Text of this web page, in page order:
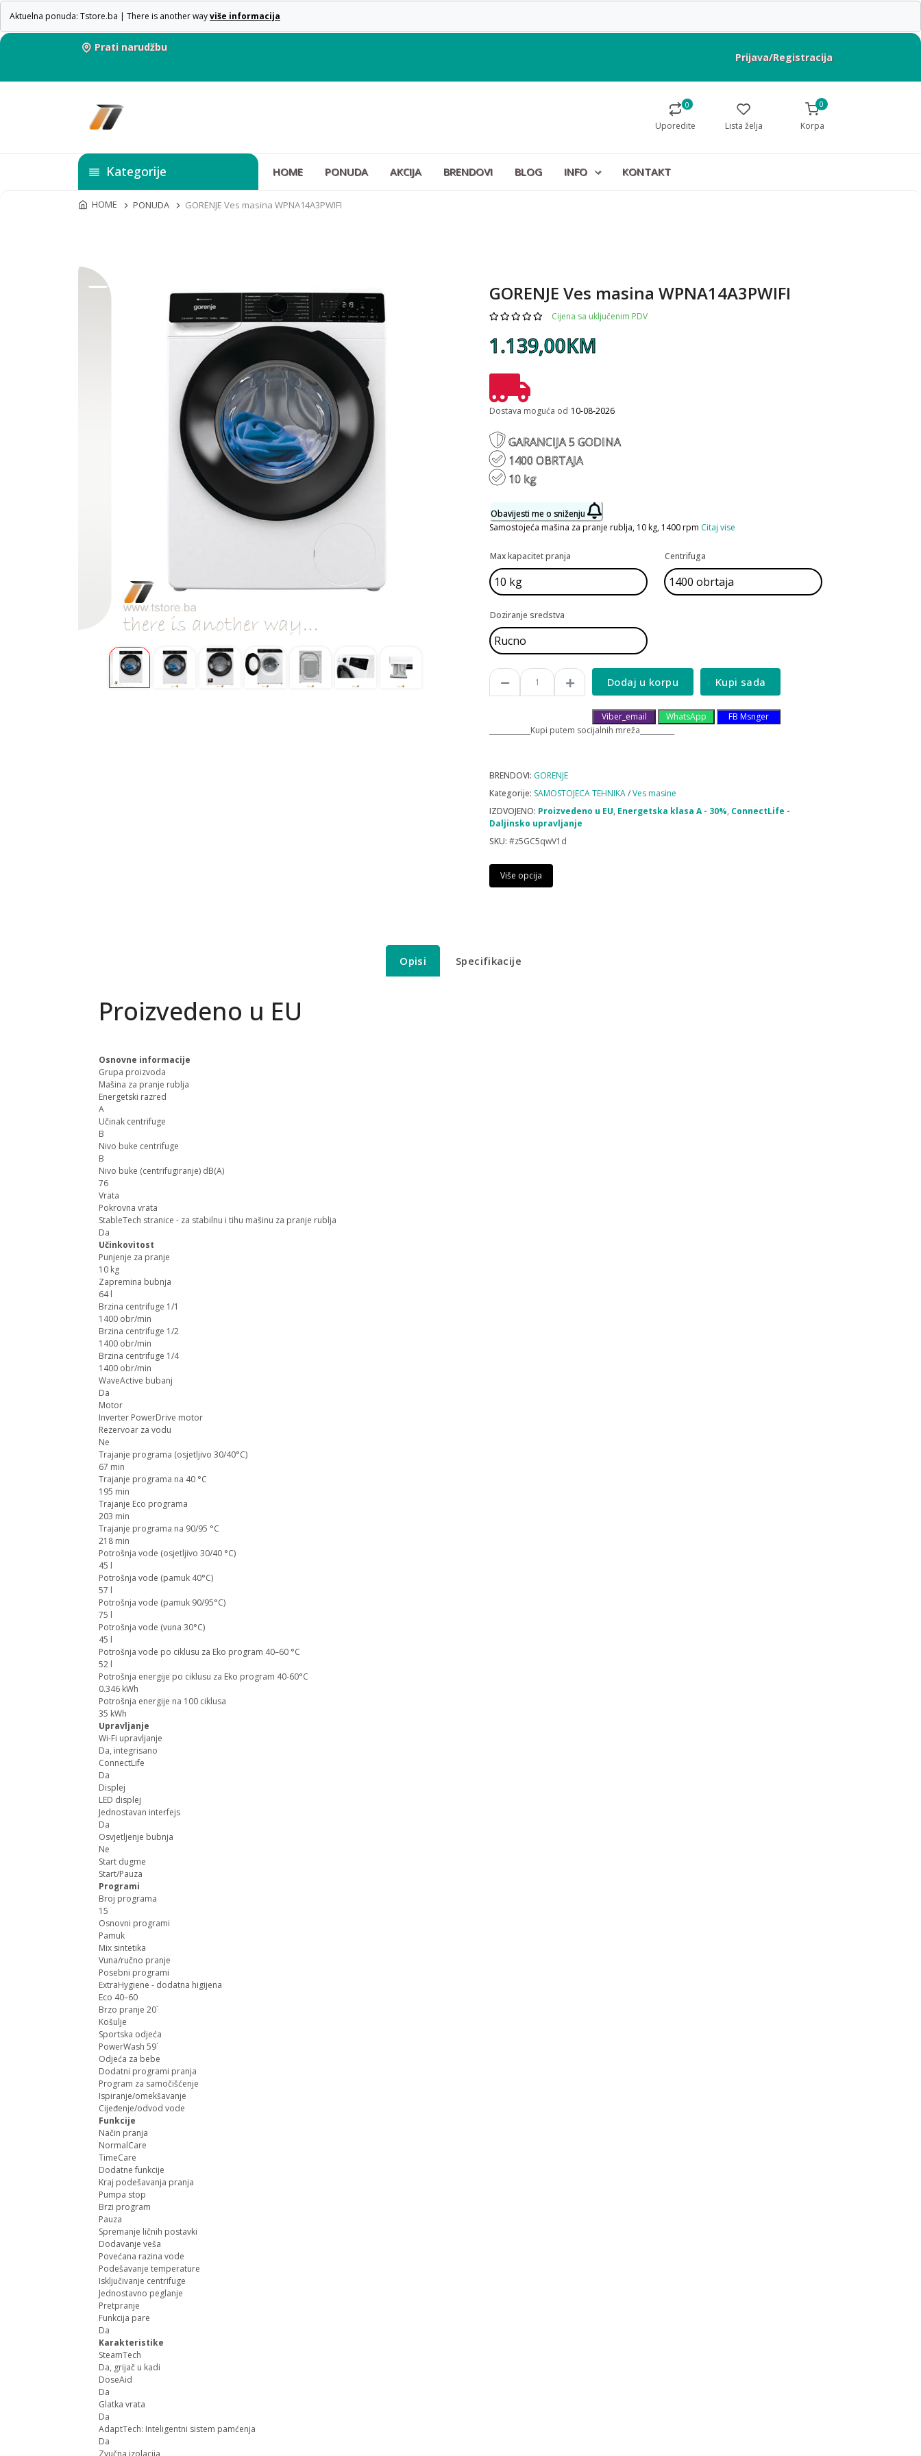
Aktuelna ponuda: Tstore.ba | There is another wayviše informacija
Prati narudžbu
Prijava/Registracija
0
Uporedite Lista želja
0
Korpa
Kategorije HOME PONUDA AKCIJA BRENDOVI BLOG INFO KONTAKT
HOME PONUDA GORENJE Ves masina WPNA14A3PWIFI
GORENJE Ves masina WPNA14A3PWIFI
Cijena sa uključenim PDV
1.139,00KM
Dostava moguća od 10-08-2026
GARANCIJA 5 GODINA
1400 OBRTAJA
10 kg
Obavijesti me o sniženju
Samostojeća mašina za pranje rublja, 10 kg, 1400 rpm Citaj vise
Max kapacitet pranja Centrifuga
Doziranje sredstva
Dodaj u korpu Kupi sada
Viber_email WhatsApp
FB Msnger
____________Kupi putem socijalnih mreža__________
BRENDOVI: GORENJE
Kategorije: SAMOSTOJECA TEHNIKA/Ves masine
IZDVOJENO: Proizvedeno u EU, Energetska klasa A - 30%, ConnectLife -
Daljinsko upravljanje
SKU: #z5GC5qwV1d
Više opcija
Opisi Specifikacije
Proizvedeno u EU
Osnovne informacije
Grupa proizvoda
Mašina za pranje rublja
Energetski razred
A
Učinak centrifuge
B
Nivo buke centrifuge
B
Nivo buke (centrifugiranje) dB(A)
76
Vrata
Pokrovna vrata
StableTech stranice - za stabilnu i tihu mašinu za pranje rublja
Da
Učinkovitost
Punjenje za pranje
10 kg
Zapremina bubnja
64 l
Brzina centrifuge 1/1
1400 obr/min
Brzina centrifuge 1/2
1400 obr/min
Brzina centrifuge 1/4
1400 obr/min
WaveActive bubanj
Da
Motor
Inverter PowerDrive motor
Rezervoar za vodu
Ne
Trajanje programa (osjetljivo 30/40°C)
67 min
Trajanje programa na 40 °C
195 min
Trajanje Eco programa
203 min
Trajanje programa na 90/95 °C
218 min
Potrošnja vode (osjetljivo 30/40 °C)
45 l
Potrošnja vode (pamuk 40°C)
57 l
Potrošnja vode (pamuk 90/95°C)
75 l
Potrošnja vode (vuna 30°C)
45 l
Potrošnja vode po ciklusu za Eko program 40–60 °C
52 l
Potrošnja energije po ciklusu za Eko program 40-60°C
0.346 kWh
Potrošnja energije na 100 ciklusa
35 kWh
Upravljanje
Wi-Fi upravljanje
Da, integrisano
ConnectLife
Da
Displej
LED displej
Jednostavan interfejs
Da
Osvjetljenje bubnja
Ne
Start dugme
Start/Pauza
Programi
Broj programa
15
Osnovni programi
Pamuk
Mix sintetika
Vuna/ručno pranje
Posebni programi
ExtraHygiene - dodatna higijena
Eco 40–60
Brzo pranje 20`
Košulje
Sportska odjeća
PowerWash 59`
Odjeća za bebe
Dodatni programi pranja
Program za samočišćenje
Ispiranje/omekšavanje
Cijeđenje/odvod vode
Funkcije
Način pranja
NormalCare
TimeCare
Dodatne funkcije
Kraj podešavanja pranja
Pumpa stop
Brzi program
Pauza
Spremanje ličnih postavki
Dodavanje veša
Povećana razina vode
Podešavanje temperature
Isključivanje centrifuge
Jednostavno peglanje
Pretpranje
Funkcija pare
Da
Karakteristike
SteamTech
Da, grijač u kadi
DoseAid
Da
Glatka vrata
Da
AdaptTech: Inteligentni sistem pamćenja
Da